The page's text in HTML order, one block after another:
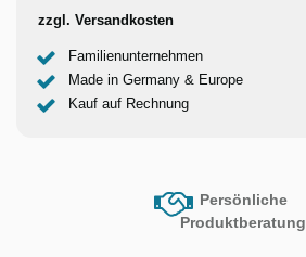
zzgl. Versandkosten
Familienunternehmen
Made in Germany & Europe
Kauf auf Rechnung
Persönliche
Produktberatung